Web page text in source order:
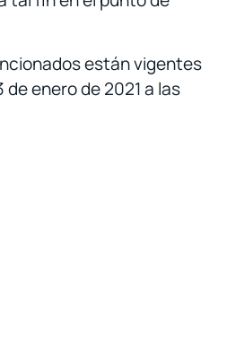
están vigentes
enero de 2021 a las